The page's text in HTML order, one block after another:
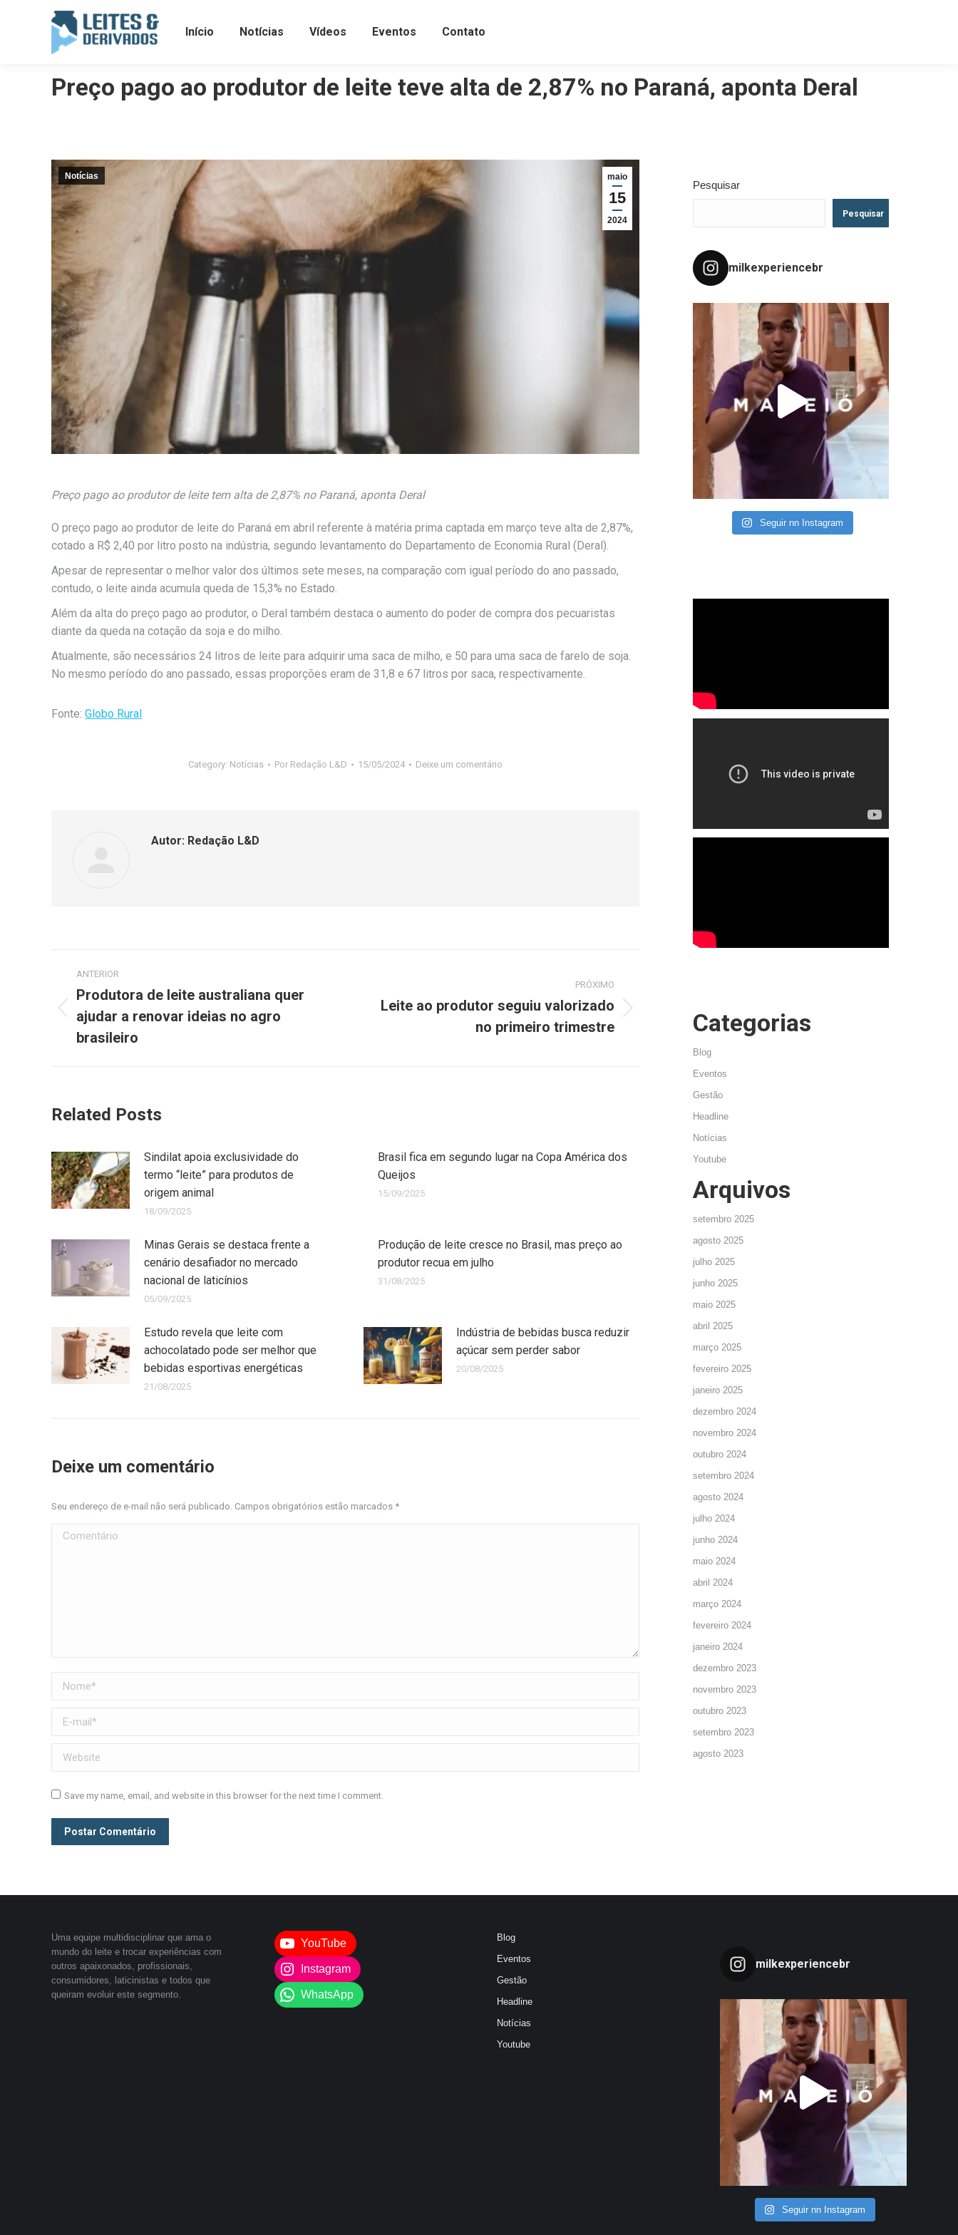
Início Notícias Vídeos Eventos Contato
Preço pago ao produtor de leite teve alta de 2,87% no Paraná, aponta Deral
maio
15
2024
Notícias
Preço pago ao produtor de leite tem alta de 2,87% no Paraná, aponta Deral
O preço pago ao produtor de leite do Paraná em abril referente à matéria prima captada em março teve alta de 2,87%,
cotado a R$ 2,40 por litro posto na indústria, segundo levantamento do Departamento de Economia Rural (Deral).
Apesar de representar o melhor valor dos últimos sete meses, na comparação com igual período do ano passado,
contudo, o leite ainda acumula queda de 15,3% no Estado.
Além da alta do preço pago ao produtor, o Deral também destaca o aumento do poder de compra dos pecuaristas
diante da queda na cotação da soja e do milho.
Atualmente, são necessários 24 litros de leite para adquirir uma saca de milho, e 50 para uma saca de farelo de soja.
No mesmo período do ano passado, essas proporções eram de 31,8 e 67 litros por saca, respectivamente.
Fonte: Globo Rural
Category: Notícias Por Redação L&D 15/05/2024 Deixe um comentário
Autor: Redação L&D
ANTERIOR
Produtora de leite australiana quer
ajudar a renovar ideias no agro
brasileiro
PRÓXIMO
Leite ao produtor seguiu valorizado
no primeiro trimestre
Related Posts
Sindilat apoia exclusividade do
termo “leite” para produtos de
origem animal
18/09/2025
Brasil fica em segundo lugar na Copa América dos
Queijos
15/09/2025
Minas Gerais se destaca frente a
cenário desafiador no mercado
nacional de laticínios
05/09/2025
Produção de leite cresce no Brasil, mas preço ao
produtor recua em julho
31/08/2025
Estudo revela que leite com
achocolatado pode ser melhor que
bebidas esportivas energéticas
21/08/2025
Indústria de bebidas busca reduzir
açúcar sem perder sabor
20/08/2025
Deixe um comentário
Seu endereço de e-mail não será publicado. Campos obrigatórios estão marcados *
Comentário
Nome *
E-mail *
Website
Save my name, email, and website in this browser for the next time I comment.
Postar Comentário
Pesquisar
Pesquisar
milkexperiencebr
Seguir nn Instagram
Categorias
Blog
Eventos
Gestão
Headline
Notícias
Youtube
Arquivos
setembro 2025
agosto 2025
julho 2025
junho 2025
maio 2025
abril 2025
março 2025
fevereiro 2025
janeiro 2025
dezembro 2024
novembro 2024
outubro 2024
setembro 2024
agosto 2024
julho 2024
junho 2024
maio 2024
abril 2024
março 2024
fevereiro 2024
janeiro 2024
dezembro 2023
novembro 2023
outubro 2023
setembro 2023
agosto 2023
Uma equipe multidisciplinar que ama o
mundo do leite e trocar experiências com
outros apaixonados, profissionais,
consumidores, laticinistas e todos que
queiram evoluir este segmento.
YouTube
Instagram
WhatsApp
Blog
Eventos
Gestão
Headline
Notícias
Youtube
milkexperiencebr
Seguir nn Instagram